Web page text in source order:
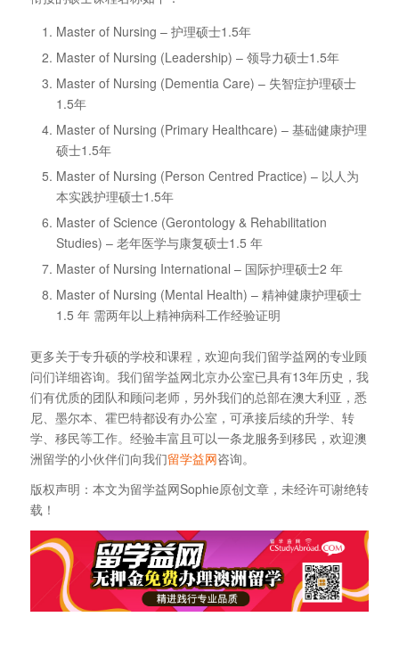
Master of Nursing – 护理硕士1.5年
Master of Nursing (Leadership) – 领导力硕士1.5年
Master of Nursing (Dementia Care) – 失智症护理硕士
1.5年
Master of Nursing (Primary Healthcare) – 基础健康护理
硕士1.5年
Master of Nursing (Person Centred Practice) – 以人为
本实践护理硕士1.5年
Master of Science (Gerontology & Rehabilitation
Studies) – 老年医学与康复硕士1.5 年
Master of Nursing International – 国际护理硕士2 年
Master of Nursing (Mental Health) – 精神健康护理硕士
1.5 年 需两年以上精神病科工作经验证明
更多关于专升硕的学校和课程，欢迎向我们留学益网的专业顾
问们详细咨询。我们留学益网北京办公室已具有13年历史，我
们有优质的团队和顾问老师，另外我们的总部在澳大利亚，悉
尼、墨尔本、霍巴特都设有办公室，可承接后续的升学、转
学、移民等工作。经验丰富且可以一条龙服务到移民，欢迎澳
洲留学的小伙伴们向我们留学益网咨询。
版权声明：本文为留学益网Sophie原创文章，未经许可谢绝转
载！